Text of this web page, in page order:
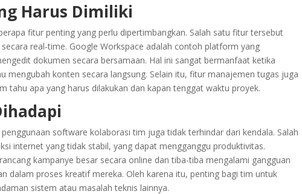
Harus Dimiliki
fitur penting yang perlu dipertimbangkan. Salah satu fitur tersebut
real-time. Google Workspace adalah contoh platform yang
dokumen secara bersamaan. Hal ini sangat bermanfaat ketika
mengubah konten secara langsung. Selain itu, fitur manajemen tugas juga
tahu apa yang harus dilakukan dan kapan tenggat waktu proyek.
software kolaborasi tim juga tidak terhindar dari kendala. Salah
internet yang tidak stabil, yang dapat mengganggu produktivitas.
kampanye besar secara online dan tiba-tiba mengalami gangguan
dalam proses kreatif mereka. Oleh karena itu, penting bagi tim untuk
sistem atau masalah teknis lainnya.